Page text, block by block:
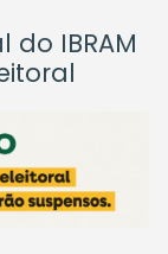
IBRAM